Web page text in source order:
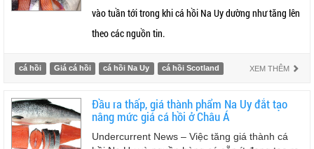
vào tuần tới trong khi cá hồi Na Uy dường như tăng lên
theo các nguồn tin.
cá hồi Giá cá hồi cá hồi Na Uy cá hồi Scotland XEM THÊM
Đầu ra thấp, giá thành phẩm Na Uy đắt tạo
nâng mức giá cá hồi ở Châu Á
Undercurrent News – Việc tăng giá thành cá